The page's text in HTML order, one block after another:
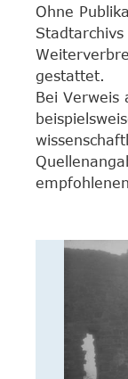
Ohne
gestattet.
Bei Verweis